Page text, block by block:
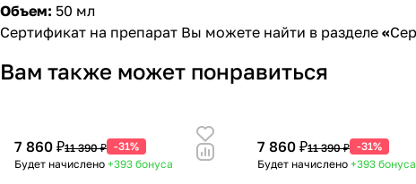
Объем: 50 мл
Сертификат на препарат Вы можете найти в разделе «
Вам также может понравиться
7 860 ₽11 390 ₽ -31%
Будет начислено +393 бонуса
7 860 ₽11 390 ₽ -31%
Будет начислено +393 бонуса